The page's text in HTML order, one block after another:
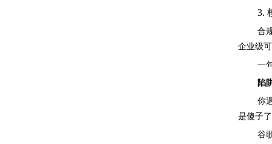
3.
合
企业级
一
陷
你
是傻子
谷